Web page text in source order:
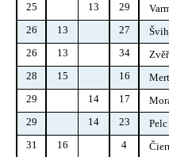
25
13 29
26
13 27
26
13 34
28
15 16
29
14 17
29
14 23
Pelc
31
16 4